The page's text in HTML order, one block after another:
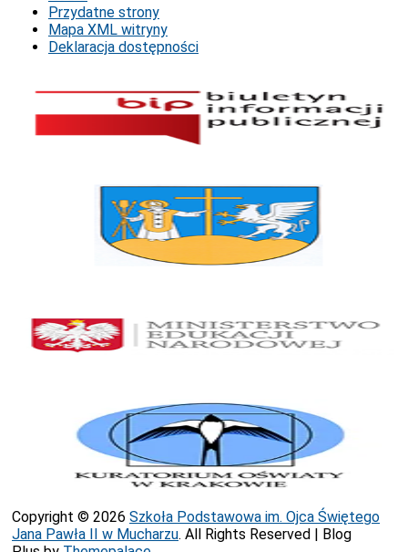
Przydatne strony
Mapa XML witryny
Deklaracja dostępności
Copyright © 2026 Szkoła Podstawowa im. Ojca Świętego
Jana Pawła II w Mucharzu. All Rights Reserved | Blog